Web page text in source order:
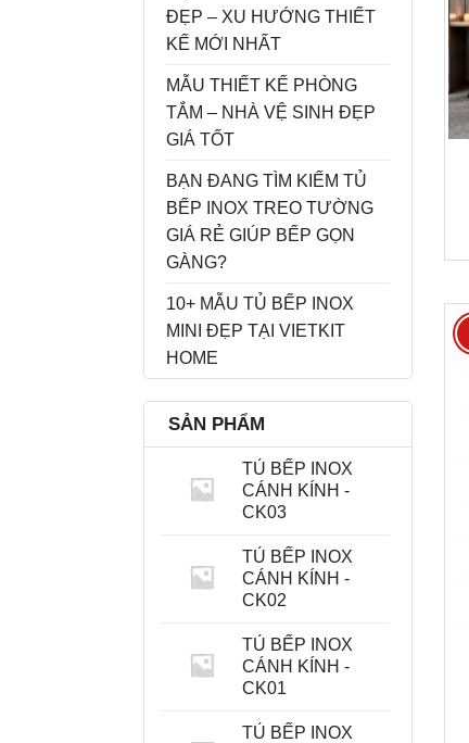
ĐẸP – XU HƯỚNG THIẾT
KẾ MỚI NHẤT
MẪU THIẾT KẾ PHÒNG
TẮM – NHÀ VỆ SINH ĐẸP
GIÁ TỐT
BẠN ĐANG TÌM KIẾM TỦ
BẾP INOX TREO TƯỜNG
GIÁ RẺ GIÚP BẾP GỌN
GÀNG?
10+ MẪU TỦ BẾP INOX
MINI ĐẸP TẠI VIETKIT
HOME
SẢN PHẨM
TỦ BẾP INOX
CÁNH KÍNH -
CK03
TỦ BẾP INOX
CÁNH KÍNH -
CK02
TỦ BẾP INOX
CÁNH KÍNH -
CK01
TỦ BẾP INOX